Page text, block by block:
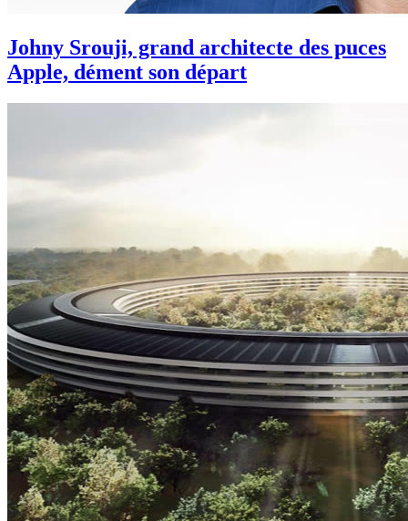
Johny Srouji, grand architecte des puces
Apple, dément son départ